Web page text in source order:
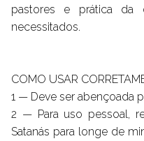
pastores e prática da
necessitados.
COMO USAR
1 — Deve ser abençoada
2 — Para uso pessoal,
Satanás para longe de